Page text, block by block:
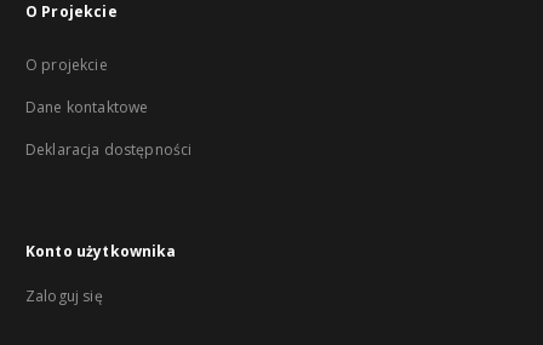
O Projekcie
O projekcie
Dane kontaktowe
Deklaracja dostępności
Konto użytkownika
Zaloguj się